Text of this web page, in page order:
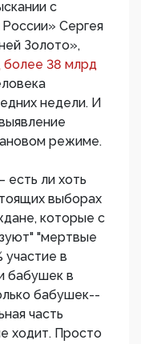
с
Сергея
Золото»,
более 38 млрд
недели. И
режиме.
есть ли хоть
выборах
которые с
"мертвые
участие в
бабушек в
бабушек--
часть
ходит. Просто